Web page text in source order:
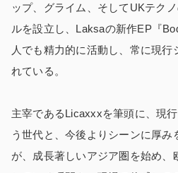
ップ、グライム、そしてUKテク
ルを設立し、Laksaの新作EP『
人でも精力的に活動し、常に現行
れている。
主宰であるLicaxxxを筆頭に、現
う世代と、今後よりシーンに厚み
が、成長著しいアジア圏を始め、